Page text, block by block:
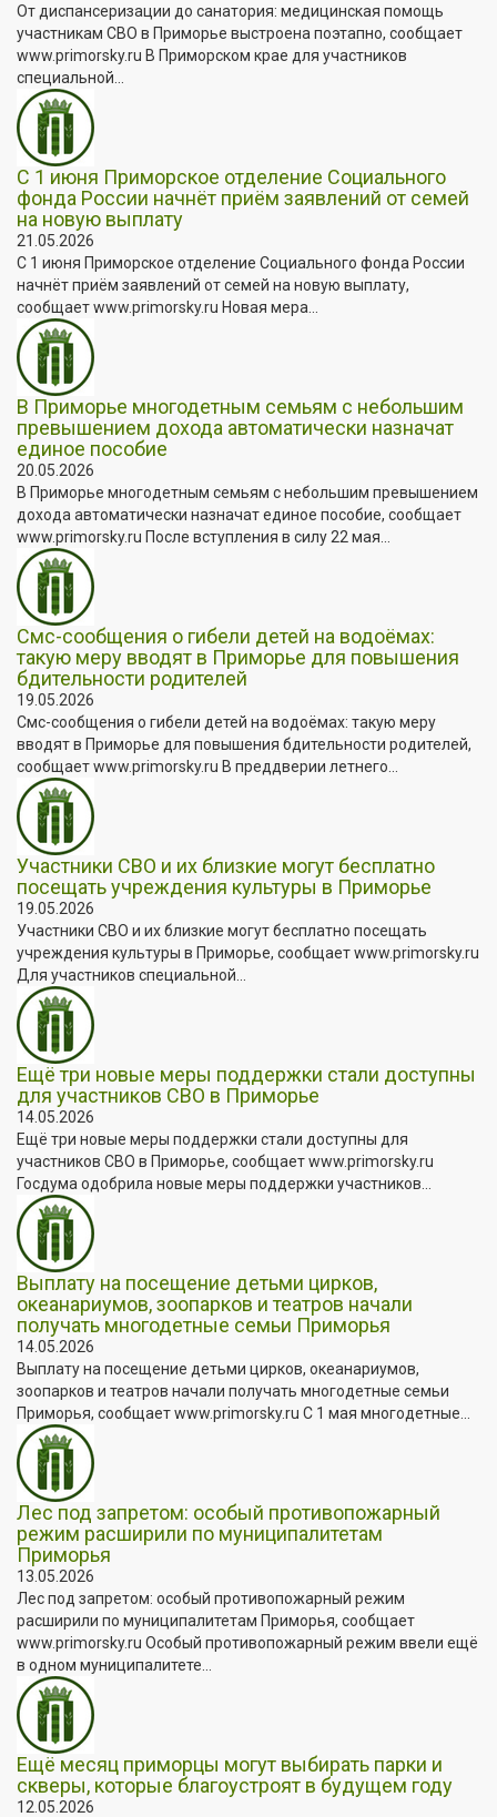
От диспансеризации до санатория: медицинская помощь
участникам СВО в Приморье выстроена поэтапно, сообщает
www.primorsky.ru В Приморском крае для участников
специальной...
С 1 июня Приморское отделение Социального
фонда России начнёт приём заявлений от семей
на новую выплату
21.05.2026
С 1 июня Приморское отделение Социального фонда России
начнёт приём заявлений от семей на новую выплату,
сообщает www.primorsky.ru Новая мера...
В Приморье многодетным семьям с небольшим
превышением дохода автоматически назначат
единое пособие
20.05.2026
В Приморье многодетным семьям с небольшим превышением
дохода автоматически назначат единое пособие, сообщает
www.primorsky.ru После вступления в силу 22 мая...
Смс-сообщения о гибели детей на водоёмах:
такую меру вводят в Приморье для повышения
бдительности родителей
19.05.2026
Смс-сообщения о гибели детей на водоёмах: такую меру
вводят в Приморье для повышения бдительности родителей,
сообщает www.primorsky.ru В преддверии летнего...
Участники СВО и их близкие могут бесплатно
посещать учреждения культуры в Приморье
19.05.2026
Участники СВО и их близкие могут бесплатно посещать
учреждения культуры в Приморье, сообщает www.primorsky.ru
Для участников специальной...
Ещё три новые меры поддержки стали доступны
для участников СВО в Приморье
14.05.2026
Ещё три новые меры поддержки стали доступны для
участников СВО в Приморье, сообщает www.primorsky.ru
Госдума одобрила новые меры поддержки участников...
Выплату на посещение детьми цирков,
океанариумов, зоопарков и театров начали
получать многодетные семьи Приморья
14.05.2026
Выплату на посещение детьми цирков, океанариумов,
зоопарков и театров начали получать многодетные семьи
Приморья, сообщает www.primorsky.ru С 1 мая многодетные...
Лес под запретом: особый противопожарный
режим расширили по муниципалитетам
Приморья
13.05.2026
Лес под запретом: особый противопожарный режим
расширили по муниципалитетам Приморья, сообщает
www.primorsky.ru Особый противопожарный режим ввели ещё
в одном муниципалитете...
Ещё месяц приморцы могут выбирать парки и
скверы, которые благоустроят в будущем году
12.05.2026